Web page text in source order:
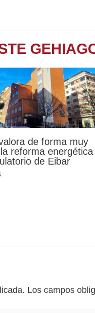
de forma muy
reforma energética
de Eibar
Los campos